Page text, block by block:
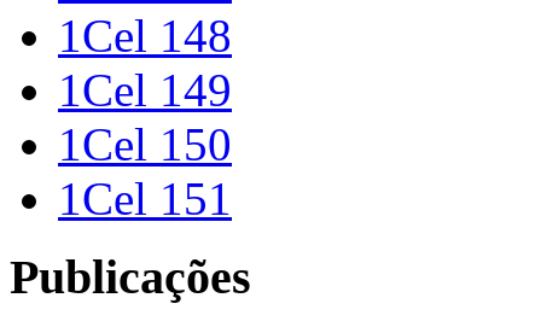
1Cel 148
1Cel 149
1Cel 150
1Cel 151
Publicações